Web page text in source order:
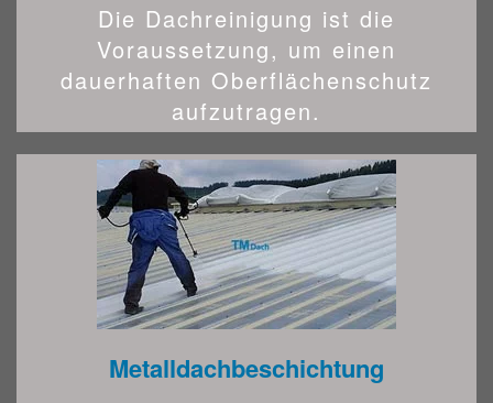
Die Dachreinigung ist die
Voraussetzung, um einen
dauerhaften Oberflächenschutz
aufzutragen.
Metalldachbeschichtung